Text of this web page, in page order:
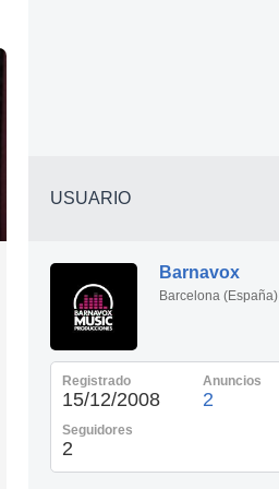
USUARIO
Barnavox
Barcelona (España)
Registrado
15/12/2008
Anuncios
2
Seguidores
2